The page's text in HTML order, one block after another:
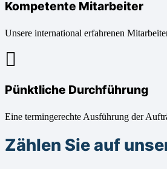
Kompetente Mitarbeiter
Unsere international erfahrenen
Pünktliche Durchführung
Eine termingerechte Ausführung der
Zählen Sie auf